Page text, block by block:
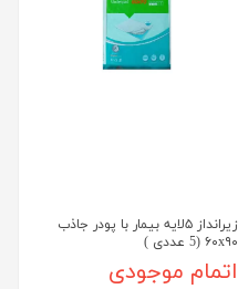
زیرانداز ۵لایه بیمار با پودر جاذب
۶۰x۹۰ (5 عددی )
اتمام موجودی